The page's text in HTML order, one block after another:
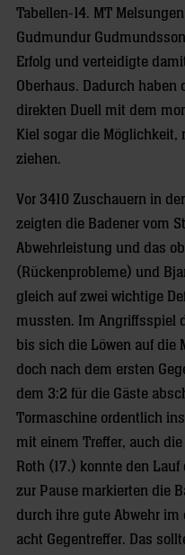
Tabellen-14. MT
Gudmundur
Erfolg und verteidigte
Oberhaus. Dadurch
direkten Duell mit dem
Kiel sogar die Möglichkeit,
ziehen.
Vor 3410 Zuschauern in
zeigten die Badener vom
Abwehrleistung und das
(Rückenprobleme) und
gleich auf zwei wichtige
mussten. Im Angriffsspiel
bis sich die Löwen auf die
doch nach dem ersten
dem 3:2 für die Gäste
Tormaschine ordentlich
mit einem Treffer, auch
Roth (17.) konnte den
zur Pause markierten die
durch ihre gute Abwehr
acht Gegentreffer. Das